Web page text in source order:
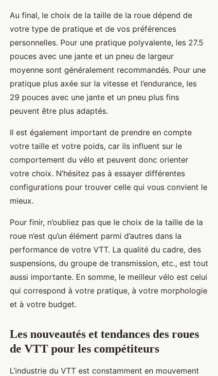
Au final, le choix de la taille de la roue dépend de
votre type de pratique et de vos préférences
personnelles. Pour une pratique polyvalente, les 27.5
pouces avec une jante et un pneu de largeur
moyenne sont généralement recommandés. Pour une
pratique plus axée sur la vitesse et l’endurance, les
29 pouces avec une jante et un pneu plus fins
peuvent être plus adaptés.
Il est également important de prendre en compte
votre taille et votre poids, car ils influent sur le
comportement du vélo et peuvent donc orienter
votre choix. N’hésitez pas à essayer différentes
configurations pour trouver celle qui vous convient le
mieux.
Pour finir, n’oubliez pas que le choix de la taille de la
roue n’est qu’un élément parmi d’autres dans la
performance de votre VTT. La qualité du cadre, des
suspensions, du groupe de transmission, etc., est tout
aussi importante. En somme, le meilleur vélo est celui
qui correspond à votre pratique, à votre morphologie
et à votre budget.
Les nouveautés et tendances des roues
de VTT pour les compétiteurs
L’industrie du VTT est constamment en mouvement